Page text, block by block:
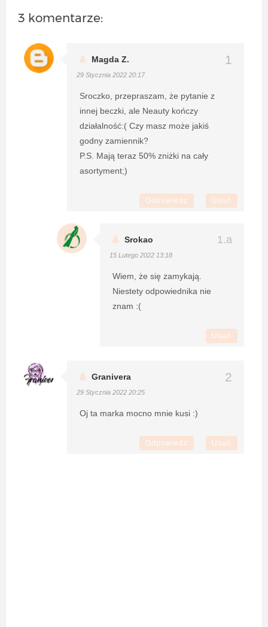
3 komentarze:
Magda Z.
29 Stycznia 2022 20:17
Sroczko, przepraszam, że pytanie z
innej beczki, ale Neauty kończy
działalność:( Czy masz może jakiś
godny zamiennik?
P.S. Mają teraz 50% zniżki na cały
asortyment;)
Odpowiedz Usuń
Srokao
15 Lutego 2022 13:18
Wiem, że się zamykają.
Niestety odpowiednika nie
znam :(
Usuń
Granivera
29 Stycznia 2022 20:25
Oj ta marka mocno mnie kusi :)
Odpowiedz Usuń